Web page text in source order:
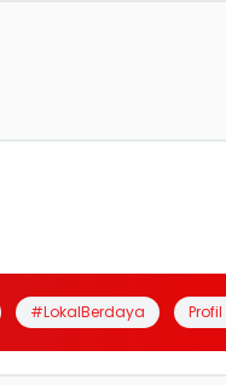
#LokalBerdaya